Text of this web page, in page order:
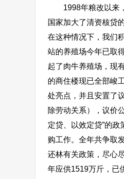
1998年粮改以来，
国家加大了清资核贷
在这种情况下，我们
站的养殖场今年已取
起了肉牛养殖场，现
的商住楼现已全部峻
处亮点，并且安置了
除劳动关系），议价
定贷、以效定贷”的
购工作。全年共争取
还林有关政策，尽心
年应供1519万斤，已